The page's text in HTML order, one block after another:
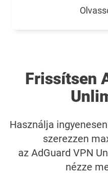
Frissítsen
Használja
szerezzen
az AdGuard VPN
nézze